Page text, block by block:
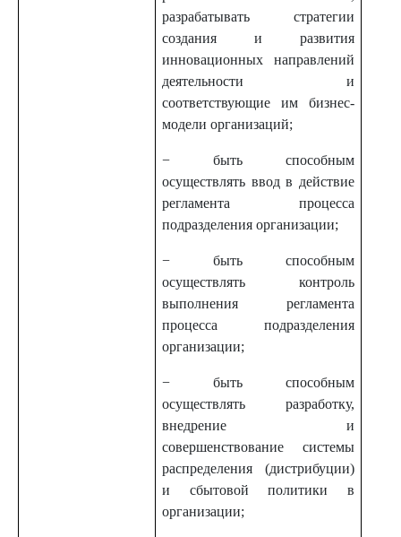
разрабатывать стратегии
создания и развития
инновационных направлений
деятельности и
соответствующие им бизнес-
модели организаций;
− быть способным
осуществлять ввод в действие
регламента процесса
подразделения организации;
− быть способным
осуществлять контроль
выполнения регламента
процесса подразделения
организации;
− быть способным
осуществлять разработку,
внедрение и
совершенствование системы
распределения (дистрибуции)
и сбытовой политики в
организации;